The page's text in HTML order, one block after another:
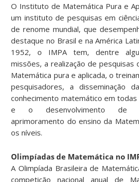
O Instituto de Matemática Pura e
um instituto de pesquisas em
de renome mundial, que
destaque no Brasil e na América
1952, o IMPA tem, dentre
missões, a realização de pesquisas
Matemática pura e aplicada, o
pesquisadores, a disseminação
conhecimento matemático em
e o desenvolvimento de
aprimoramento do ensino da
os níveis.
Olimpíadas de Matemática no
A Olimpíada Brasileira de
competição nacional anual de